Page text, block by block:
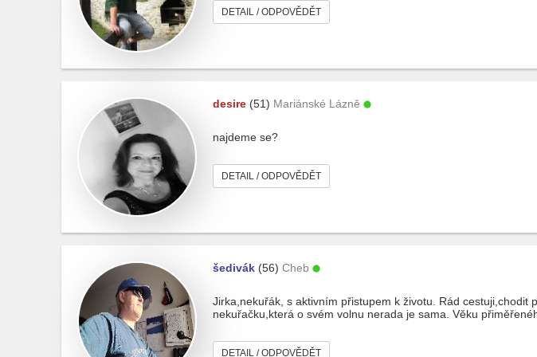
DETAIL / ODPOVĚDĚT
desire (51) Mariánské Lázně
najdeme se?
DETAIL / ODPOVĚDĚT
šedivák (56) Cheb
Jirka,nekuřák, s aktivním přistupem k životu. Rád
nekuřačku,která o svém volnu nerada je sama. Věku
DETAIL / ODPOVĚDĚT